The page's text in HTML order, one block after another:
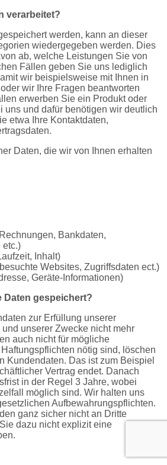
verarbeitet?
werden, kann an dieser
wiedergegeben werden. Dies
ab, welche Leistungen Sie von
Fällen geben Sie uns lediglich
wir beispielsweise mit Ihnen in
wir Ihre Fragen beantworten
erwerben Sie ein Produkt oder
uns und dafür benötigen wir deutlich
etwa Ihre Kontaktdaten,
Daten, die wir von Ihnen erhalten
Bankdaten,
etc.)
Inhalt)
Websites, Zugriffsdaten ect.)
Geräte-Informationen)
Daten gespeichert?
zur Erfüllung unserer
unserer Zwecke nicht mehr
auch nicht für mögliche
nötig sind, löschen
Kundendaten. Das ist zum Beispiel
Vertrag endet. Danach
in der Regel 3 Jahre, wobei
möglich sind. Wir halten uns
Aufbewahrungspflichten.
ganz sicher nicht an Dritte
dazu nicht explizit eine